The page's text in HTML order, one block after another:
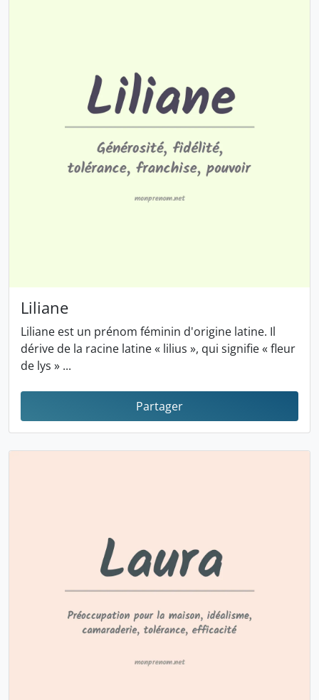
Liliane
Liliane est un prénom féminin d'origine latine. Il
dérive de la racine latine « lilius », qui signifie « fleur
de lys » ...
Partager